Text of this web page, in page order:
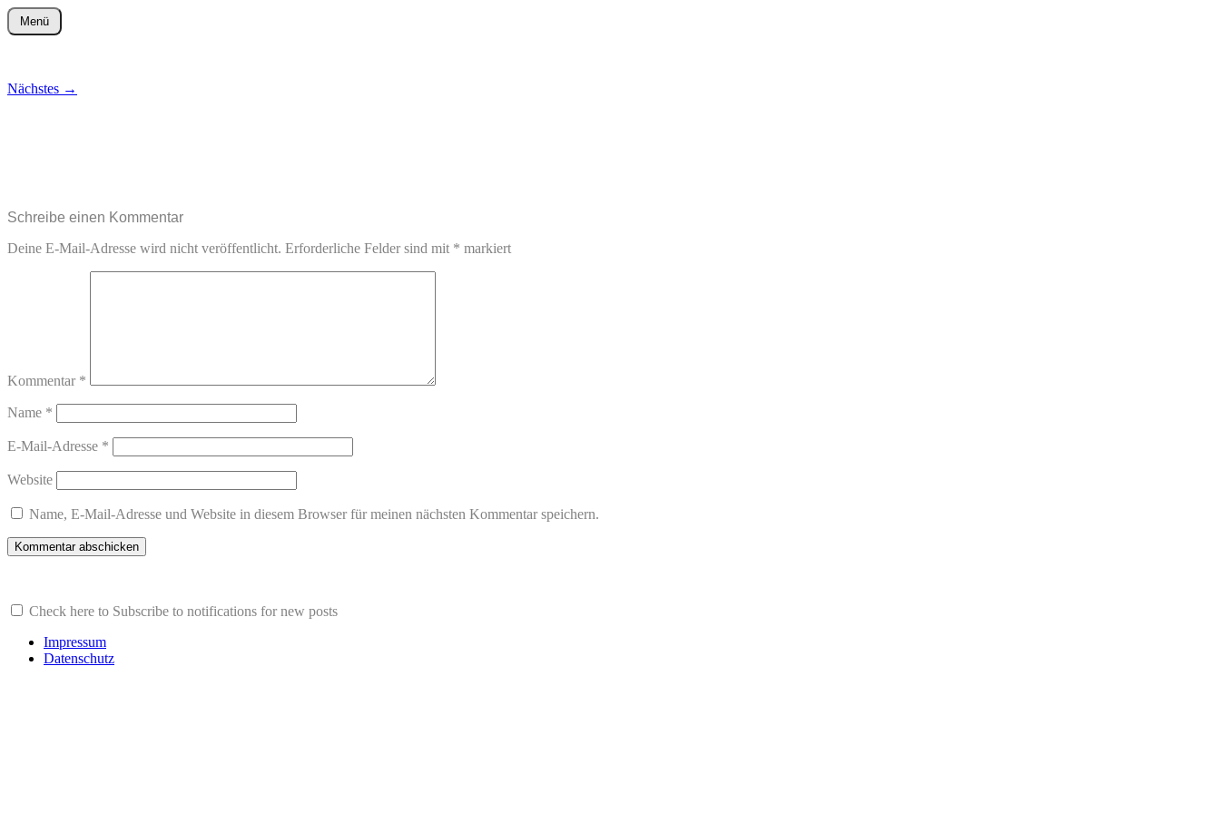
wurster-cartoon-blog.de
Menü
Zum
Inhalt
Nächstes →
Schreibe einen Kommentar
Deine E-Mail-Adresse wird nicht veröffentlicht. Erforderliche Felder sind mit * markiert
Kommentar *
Name *
E-Mail-Adresse *
Website
Name, E-Mail-Adresse und Website in diesem Browser für meinen nächsten Kommentar speichern.
Check here to Subscribe to notifications for new posts
Impressum
Datenschutz